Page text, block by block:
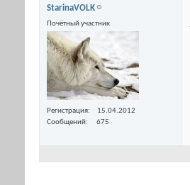
StarinaVOLK
Почётный участник
Регистрация
15.04.2012
Сообщений
675